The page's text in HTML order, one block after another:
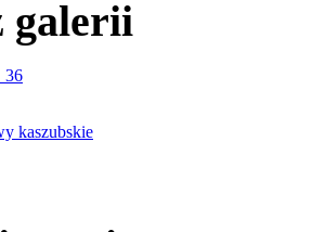
galerii
kaszubskie